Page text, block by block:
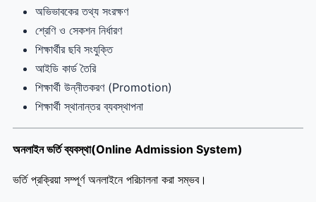
অভিভাবকের তথ্য সংরক্ষণ
শ্রেণি ও সেকশন নির্ধারণ
শিক্ষার্থীর ছবি সংযুক্তি
আইডি কার্ড তৈরি
শিক্ষার্থী উন্নীতকরণ (Promotion)
শিক্ষার্থী স্থানান্তর ব্যবস্থাপনা
অনলাইন ভর্তি ব্যবস্থা(Online Admission System)
ভর্তি প্রক্রিয়া সম্পূর্ণ অনলাইনে পরিচালনা করা সম্ভব।